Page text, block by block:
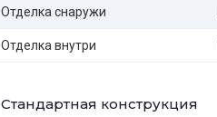
Отделка снаружи
Отделка внутри
Стандартная конструкция